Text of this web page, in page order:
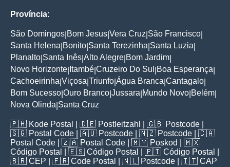
Província:
São Domingos Bom Jesus Vera Cruz São Francisco
Santa Helena Bonito Santa Terezinha Santa Luzia
Planalto Santa Inês Alto Alegre Bom Jardim
Novo Horizonte Itambé Cruzeiro Do Sul Boa Esperança
Cachoeirinha Viçosa Triunfo Água Branca Cantagalo
Bom Sucesso Ouro Branco Jussara Mundo Novo Belém
Nova Olinda Santa Cruz
🇵🇭 Kode Postal | 🇩🇪 Postleitzahl | 🇬🇧 Postcode
🇸🇬 Postal Code | 🇦🇺 Postcode | 🇳🇿 Postcode | 🇨🇦
Postal Code | 🇿🇦 Postal Code | 🇲🇾 Poskod
| 🇲🇽
Código Postal
| 🇪🇸 Código Postal | 🇵🇹 Código Postal
🇧🇷 CEP | 🇫🇷 Code Postal | 🇳🇱 Postcode | 🇮🇹 CAP